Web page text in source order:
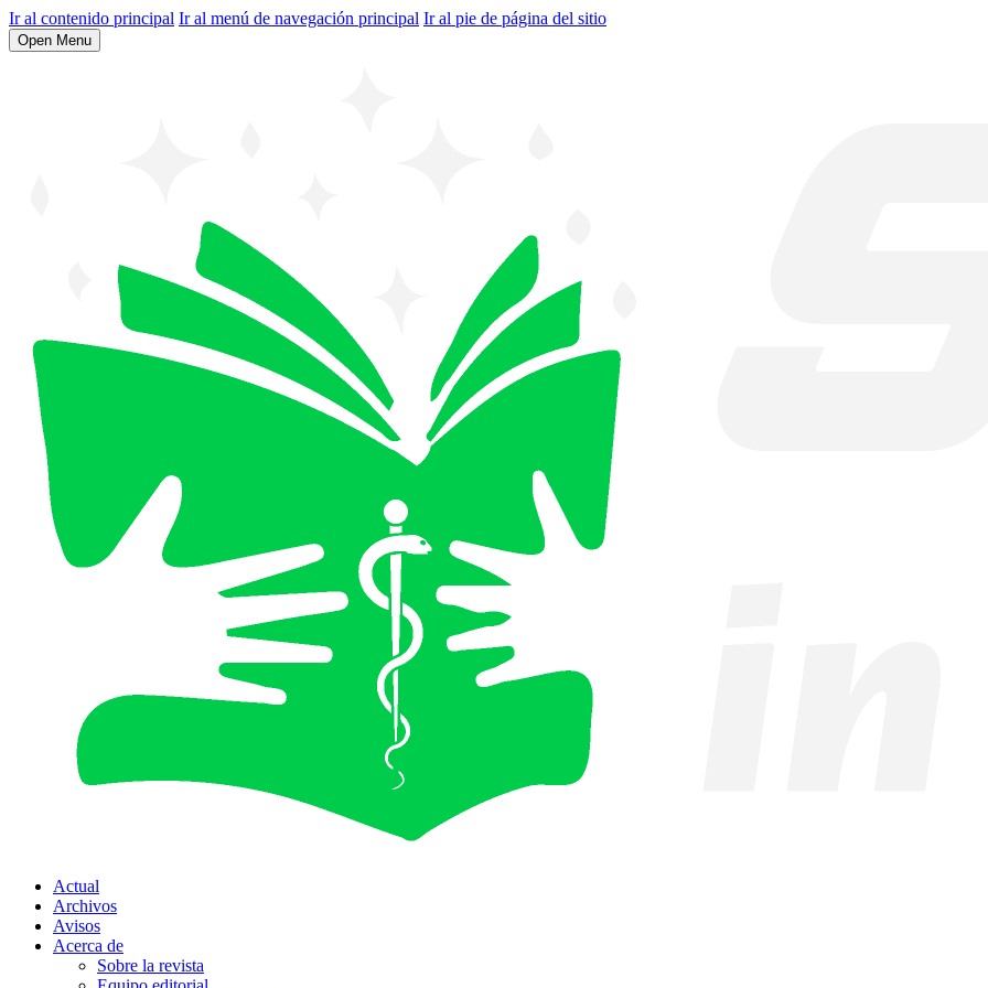
Ir al contenido principal Ir al menú de navegación principal Ir al pie de página del sitio
Open Menu
Actual
Archivos
Avisos
Acerca de
Sobre la revista